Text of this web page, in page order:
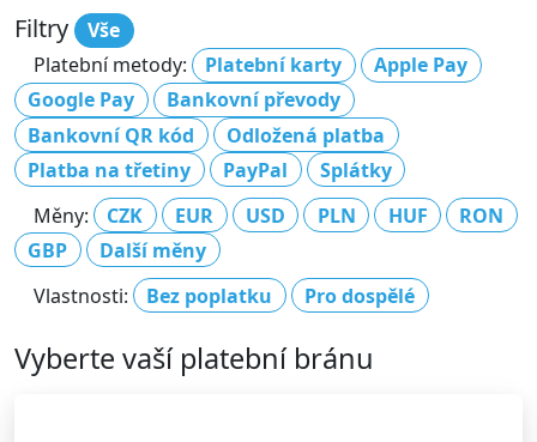
Filtry
Vše
Platební metody:
Platební karty
Apple Pay
Google Pay
Bankovní převody
Bankovní QR kód
Odložená platba
Platba na třetiny
PayPal
Splátky
Měny:
CZK EUR USD PLN HUF
RON
GBP
Další měny
Vlastnosti:
Bez poplatku Pro dospělé
Vyberte vaší platební bránu